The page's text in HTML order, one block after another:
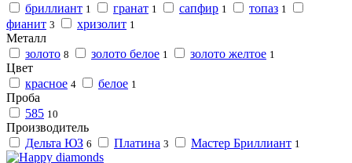
бриллиант 1 гранат 1 сапфир 1 топаз 1
фианит 3 хризолит 1
Металл
золото 8 золото белое 1 золото желтое 1
Цвет
красное 4 белое 1
Проба
585 10
Производитель
Дельта ЮЗ 6 Платина 3 Мастер Бриллиант 1